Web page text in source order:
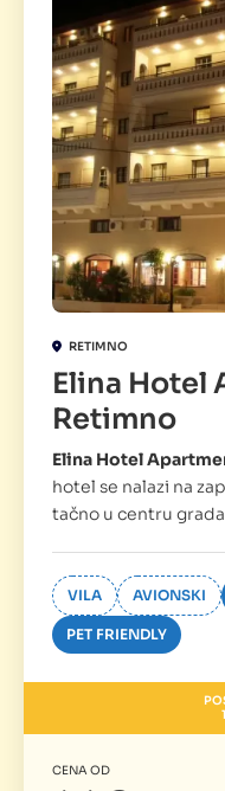
RETIMNO
Elina Hotel
Retimno
Elina Hotel
hotel se nalazi na
tačno u centru
VILA AVIONSKI
PET FRIENDLY
CENA OD